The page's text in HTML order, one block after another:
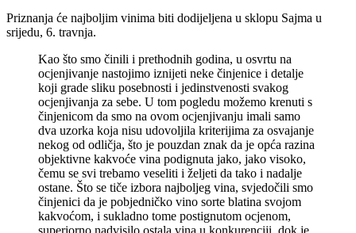
Priznanja će najboljim vinima biti dodijeljena u sklopu Sajma u
srijedu, 6. travnja.
Kao što smo činili i prethodnih godina, u osvrtu na
ocjenjivanje nastojimo iznijeti neke činjenice i detalje
koji grade sliku posebnosti i jedinstvenosti svakog
ocjenjivanja za sebe. U tom pogledu možemo krenuti s
činjenicom da smo na ovom ocjenjivanju imali samo
dva uzorka koja nisu udovoljila kriterijima za osvajanje
nekog od odličja, što je pouzdan znak da je opća razina
objektivne kakvoće vina podignuta jako, jako visoko,
čemu se svi trebamo veseliti i željeti da tako i nadalje
ostane. Što se tiče izbora najboljeg vina, svjedočili smo
činjenici da je pobjedničko vino sorte blatina svojom
kakvoćom, i sukladno tome postignutom ocjenom,
superiorno nadvisilo ostala vina u konkurenciji, dok je